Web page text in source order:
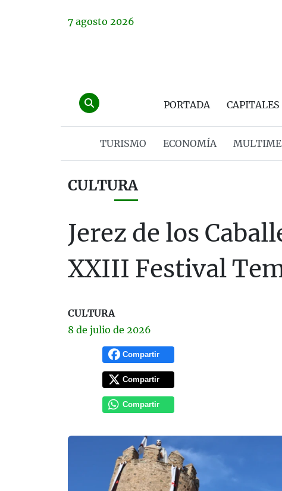
7 agosto 2026
PORTADA CAPITALES
TURISMO ECONOMÍA
CULTURA
Jerez de los
XXIII Festival
CULTURA
8 de julio de 2026
Compartir
Compartir
Compartir